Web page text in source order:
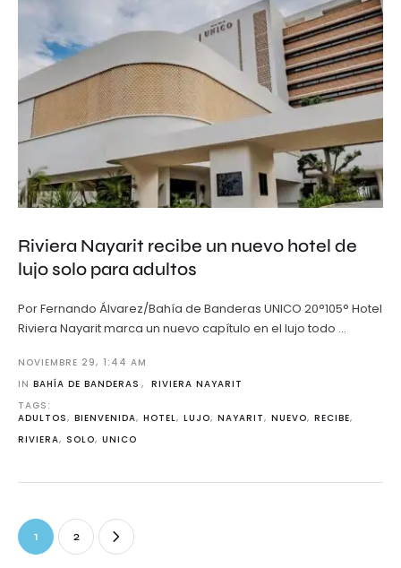
Riviera Nayarit recibe un nuevo hotel de
lujo solo para adultos
Por Fernando Álvarez/Bahía de Banderas UNICO 20°105° Hotel
Riviera Nayarit marca un nuevo capítulo en el lujo todo …
NOVIEMBRE 29, 1:44 AM
IN BAHÍA DE BANDERAS , RIVIERA NAYARIT
TAGS:
ADULTOS, BIENVENIDA, HOTEL, LUJO, NAYARIT, NUEVO, RECIBE,
RIVIERA, SOLO, UNICO
1 2